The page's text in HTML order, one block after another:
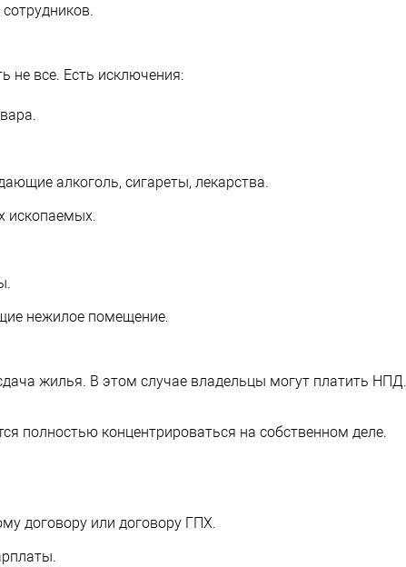
не все. Есть исключения:
алкоголь, сигареты, лекарства.
ископаемых.
нежилое помещение.
жилья. В этом случае владельцы могут платить НПД.
полностью концентрироваться на собственном деле.
договору или договору ГПХ.